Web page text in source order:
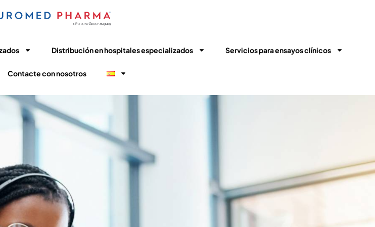
Distribución en hospitales especializados Servicios para ensayos clínicos
Contacte con nosotros